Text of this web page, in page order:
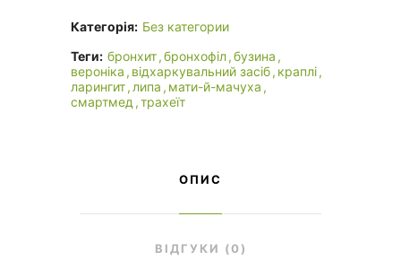
Категорія: Без категории
Теги: бронхит бронхофіл бузина
вероніка відхаркувальний засіб краплі
ларингит липа мати-й-мачуха
смартмед трахеїт
ОПИС
ВІДГУКИ (0)